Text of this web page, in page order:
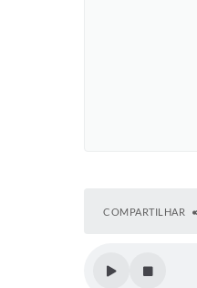
COMPARTILHAR